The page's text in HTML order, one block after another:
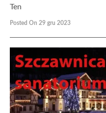
Ten
Posted On 29 gru 2023